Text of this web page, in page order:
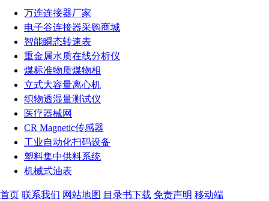
万连连接器厂家
电子谷连接器采购商城
智能瞬态转速表
重金属水质在线分析仪
煤标准物质煤物相
立式大容量离心机
织物透湿量测试仪
医疗器械网
CR Magnetic传感器
工业自动化扫码设备
塑料集中供料系统
机械式油表
首页 联系我们 网站地图 目录书下载 免责声明 移动端